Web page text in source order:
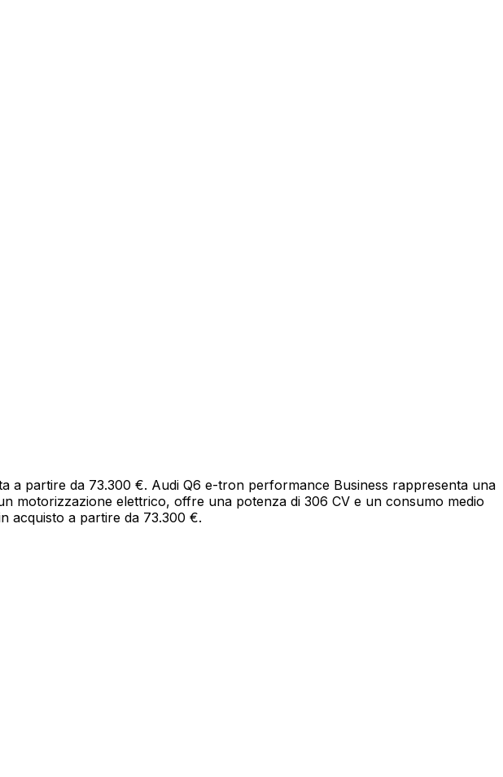
a partire da 73.300 €. Audi Q6 e-tron performance Business rappresenta una
motorizzazione elettrico, offre una potenza di 306 CV e un consumo medio
acquisto a partire da 73.300 €.